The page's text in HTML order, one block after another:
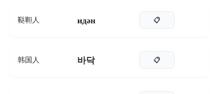
鞑靼人 идән 📋
韩国人 바닥 📋